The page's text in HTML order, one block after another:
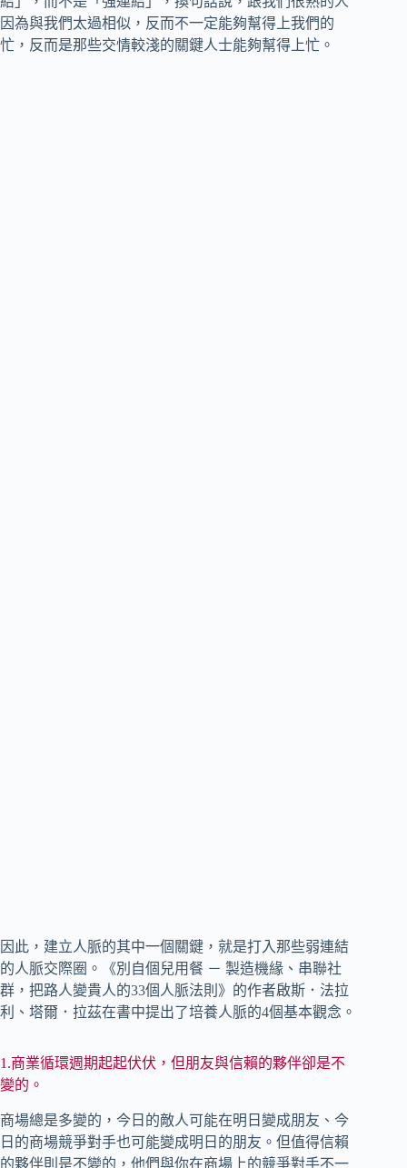
因為與我們太過相似，反而不一定能夠幫得上我們的
忙，反而是那些交情較淺的關鍵人士能夠幫得上忙。
因此，建立人脈的其中一個關鍵，就是打入那些弱連結
的人脈交際圈。《別自個兒用餐 － 製造機緣、串聯社
群，把路人變貴人的33個人脈法則》的作者啟斯．法拉
利、塔爾．拉茲在書中提出了培養人脈的4個基本觀念。
1.商業循環週期起起伏伏，但朋友與信賴的夥伴卻是不
變的。
商場總是多變的，今日的敵人可能在明日變成朋友、今
日的商場競爭對手也可能變成明日的朋友。但值得信賴
的夥伴則是不變的，他們與你在商場上的競爭對手不一